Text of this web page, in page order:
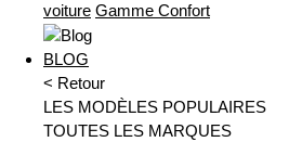
voiture Gamme Confort
BLOG
< Retour
LES MODÈLES POPULAIRES
TOUTES LES MARQUES